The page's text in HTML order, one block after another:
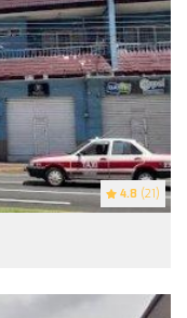
4.8 (21)